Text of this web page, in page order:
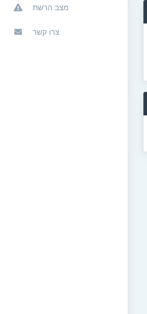
מצב הרשת
צרו קשר